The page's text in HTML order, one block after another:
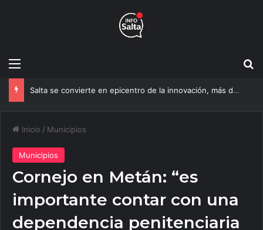
Menú
Salta se convierte en epicentro de la innovación, más de 600 personas ya participan del NOA Innova
Inicio / Municipios
Municipios
Cornejo en Metán: “es
importante contar con una
dependencia penitenciaria